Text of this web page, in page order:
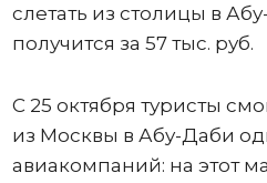
слетать из столицы в
получится за 57 тыс. руб.
С 25 октября туристы
из Москвы в Абу-Даби
авиакомпаний: на этот